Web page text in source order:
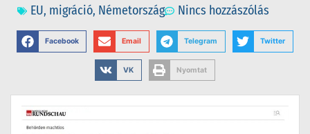
EU, migráció, Németország Nincs hozzászólás
Facebook Email Telegram Twitter
VK Nyomtat